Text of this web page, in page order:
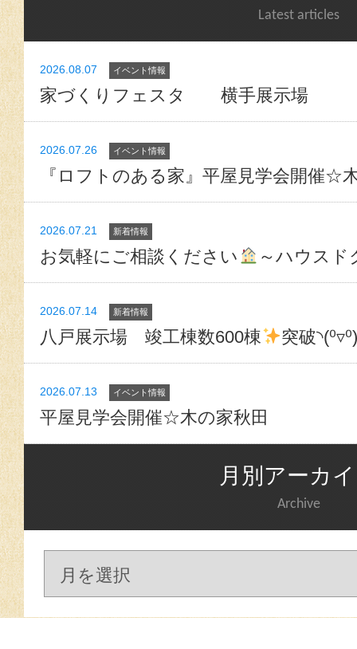
Latest articles
2026.08.07 イベント情報
家づくりフェスタ 横手展示場
2026.07.26 イベント情報
『ロフトのある家』平屋見学会開催☆
2026.07.21 新着情報
お気軽にご相談ください ～ハウスド
2026.07.14 新着情報
八戸展示場 竣工棟数600棟 突破
2026.07.13 イベント情報
平屋見学会開催☆木の家秋田
月別アーカ
Archive